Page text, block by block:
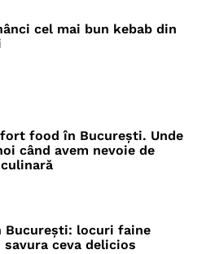
cel mai bun kebab din
food în București. Unde
când avem nevoie de
București: locuri faine
ceva delicios